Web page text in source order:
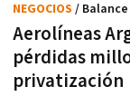
Aerolíneas
pérdidas
privatización
NEGOCIOS /